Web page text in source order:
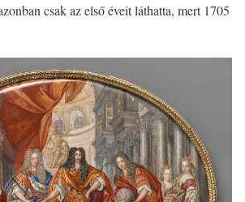
csak az első éveit láthatta, mert 1705